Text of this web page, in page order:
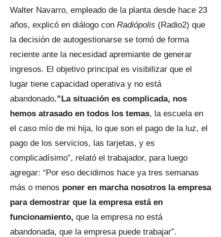
Walter Navarro, empleado de la planta desde hace 23
años, explicó en diálogo con Radiópolis (Radio2) que
la decisión de autogestionarse se tomó de forma
reciente ante la necesidad apremiante de generar
ingresos. El objetivo principal es visibilizar que el
lugar tiene capacidad operativa y no está
abandonado.”La situación es complicada, nos
hemos atrasado en todos los temas, la escuela en
el caso mío de mi hija, lo que son el pago de la luz, el
pago de los servicios, las tarjetas, y es
complicadísimo”, relató el trabajador, para luego
agregar: “Por eso decidimos hace ya tres semanas
más o menos poner en marcha nosotros la empresa
para demostrar que la empresa está en
funcionamiento, que la empresa no está
abandonada, que la empresa puede trabajar”.